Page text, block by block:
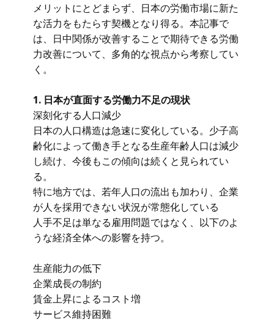
メリットにとどまらず、日本の労働市場に新た
な活力をもたらす契機となり得る。本記事で
は、日中関係が改善することで期待できる労働
力改善について、多角的な視点から考察してい
く。
1. 日本が直面する労働力不足の現状
深刻化する人口減少
日本の人口構造は急速に変化している。少子高
齢化によって働き手となる生産年齢人口は減少
し続け、今後もこの傾向は続くと見られてい
る。
特に地方では、若年人口の流出も加わり、企業
が人を採用できない状況が常態化している
人手不足は単なる雇用問題ではなく、以下のよ
うな経済全体への影響を持つ。
生産能力の低下
企業成長の制約
賃金上昇によるコスト増
サービス維持困難